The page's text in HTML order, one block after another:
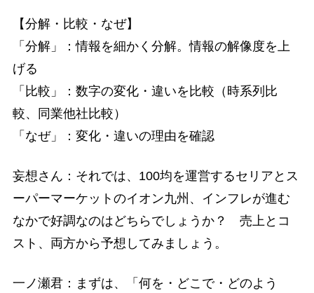
【分解・比較・なぜ】
「分解」：情報を細かく分解。情報の解像度を上
げる
「比較」：数字の変化・違いを比較（時系列比
較、同業他社比較）
「なぜ」：変化・違いの理由を確認
妄想さん：それでは、100均を運営するセリアとス
ーパーマーケットのイオン九州、インフレが進む
なかで好調なのはどちらでしょうか？ 売上とコ
スト、両方から予想してみましょう。
一ノ瀬君：まずは、「何を・どこで・どのよう